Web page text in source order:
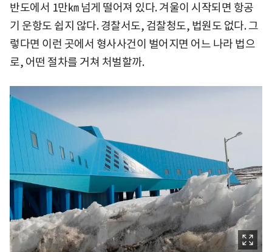
반도에서 1만㎞ 넘게 떨어져 있다. 겨울이 시작되면 항공
기 운항도 쉽지 않다. 경찰서도, 검찰청도, 법원도 없다. 그
렇다면 이런 곳에서 형사사건이 벌어지면 어느 나라 법으
로, 어떤 절차를 거쳐 처벌할까.